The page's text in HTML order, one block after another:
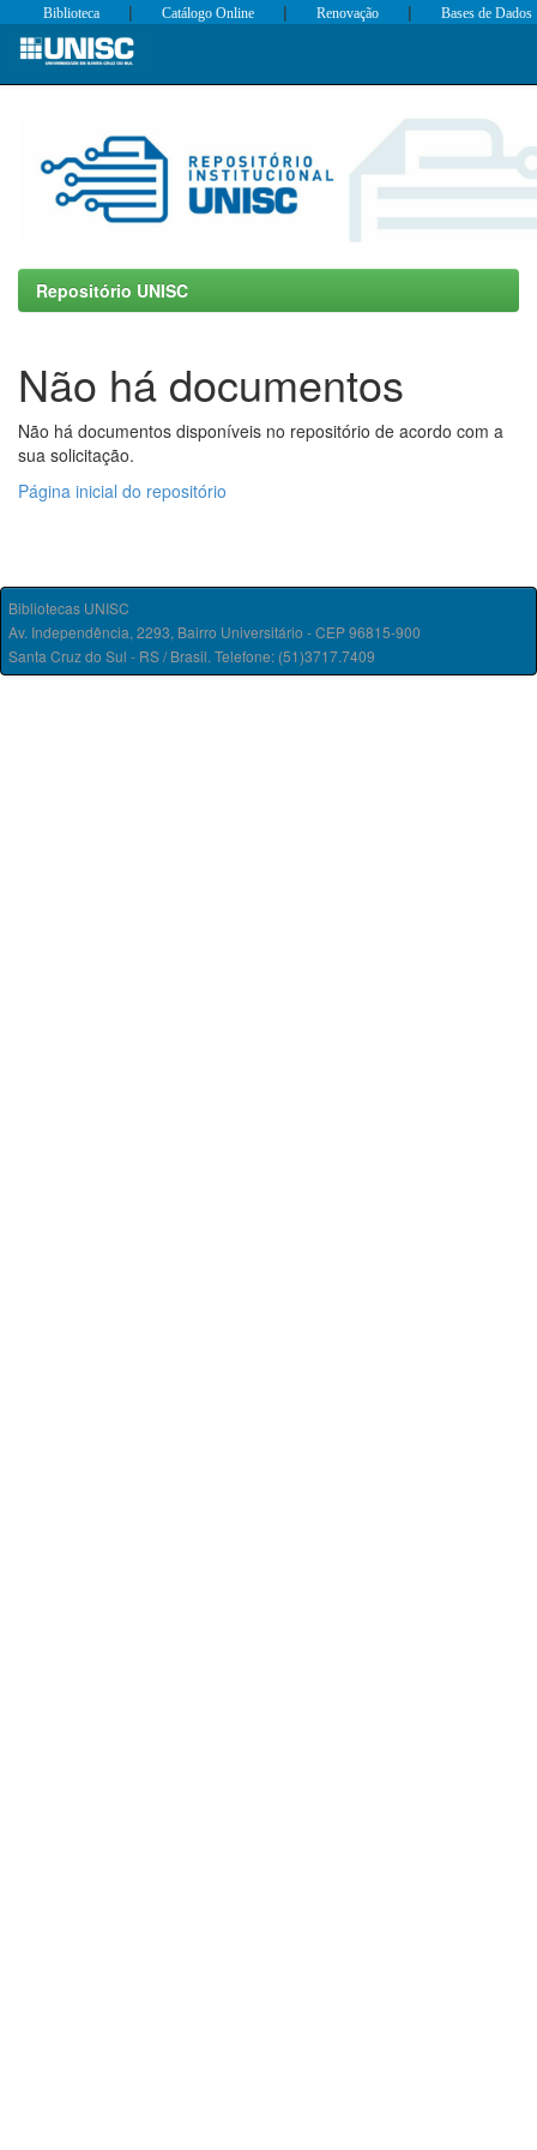
Skip
Biblioteca | Catálogo Online | Renovação | Bases de Dados
Repositório UNISC
Não há documentos
Não há documentos disponíveis no repositório de acordo com a
sua solicitação.
Página inicial do repositório
Bibliotecas UNISC
Av. Independência, 2293, Bairro Universitário - CEP 96815-900
Santa Cruz do Sul - RS / Brasil. Telefone: (51)3717.7409